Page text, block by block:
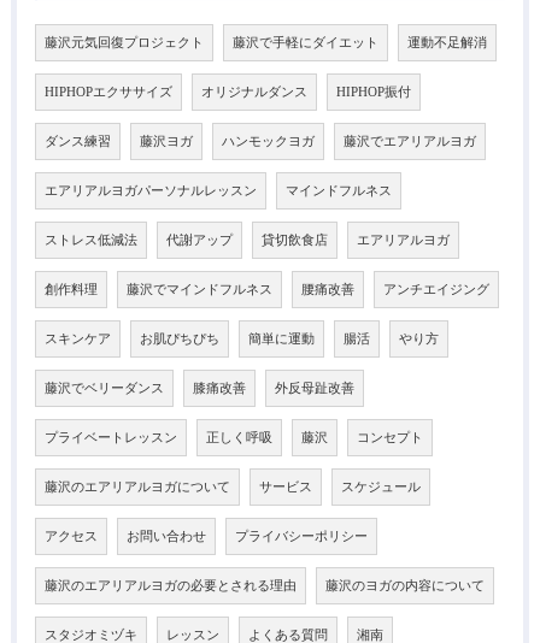
藤沢元気回復プロジェクト 藤沢で手軽にダイエット 運動不足解消
HIPHOPエクササイズ オリジナルダンス HIPHOP振付
ダンス練習 藤沢ヨガ ハンモックヨガ 藤沢でエアリアルヨガ
エアリアルヨガパーソナルレッスン マインドフルネス
ストレス低減法 代謝アップ 貸切飲食店 エアリアルヨガ
創作料理 藤沢でマインドフルネス 腰痛改善 アンチエイジング
スキンケア お肌ぴちぴち 簡単に運動 腸活 やり方
藤沢でベリーダンス 膝痛改善 外反母趾改善
プライベートレッスン 正しく呼吸 藤沢 コンセプト
藤沢のエアリアルヨガについて サービス スケジュール
アクセス お問い合わせ プライバシーポリシー
藤沢のエアリアルヨガの必要とされる理由 藤沢のヨガの内容について
スタジオミヅキ レッスン よくある質問 湘南